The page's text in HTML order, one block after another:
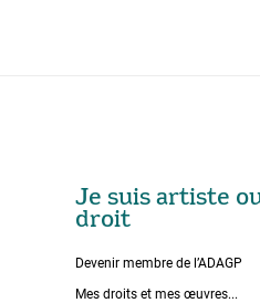
Je suis artiste
droit
Devenir membre de l’ADAGP
Mes droits et mes œuvres...